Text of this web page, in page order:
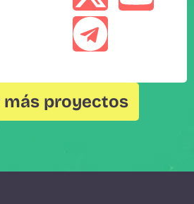
más proyectos